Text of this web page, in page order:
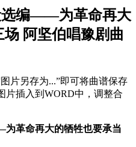
选编——为革命再大
阿坚伯唱豫剧曲
片另存为...”即可将曲谱保存
片插入到WORD中，调整合
革命再大的牺牲也要承当